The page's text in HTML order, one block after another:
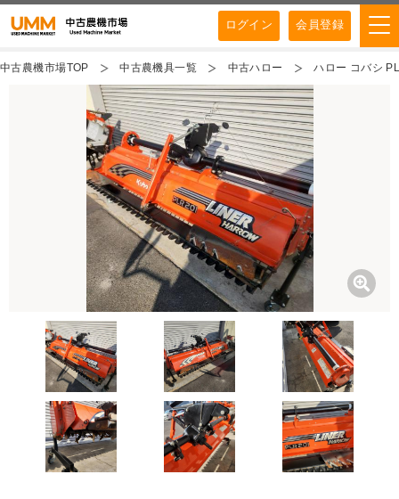
ログイン 会員登録
中古農機市場TOP 中古農機具一覧 中古ハロー ハロー コバシ